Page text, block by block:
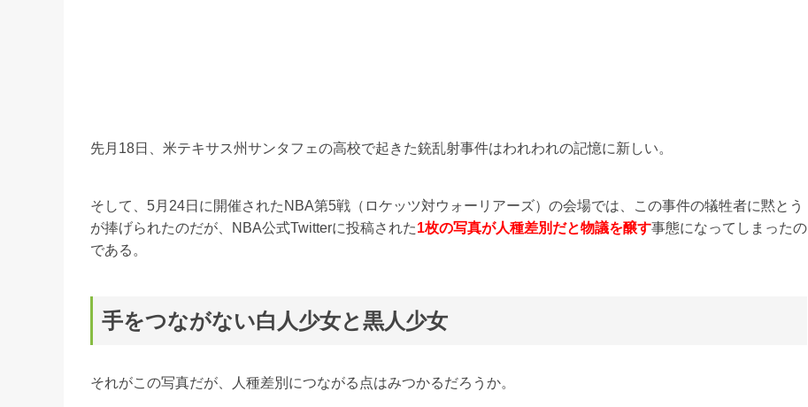
先月18日、米テキサス州サンタフェの高校で起きた銃乱射事件はわれわれの記憶に新しい。
そして、5月24日に開催されたNBA第5戦（ロケッツ対ウォーリアーズ）の会場では、この事件の犠牲者に黙とう
が捧げられたのだが、NBA公式Twitterに投稿された1枚の写真が人種差別だと物議を醸す事態になってしまったの
である。
手をつながない白人少女と黒人少女
それがこの写真だが、人種差別につながる点はみつかるだろうか。